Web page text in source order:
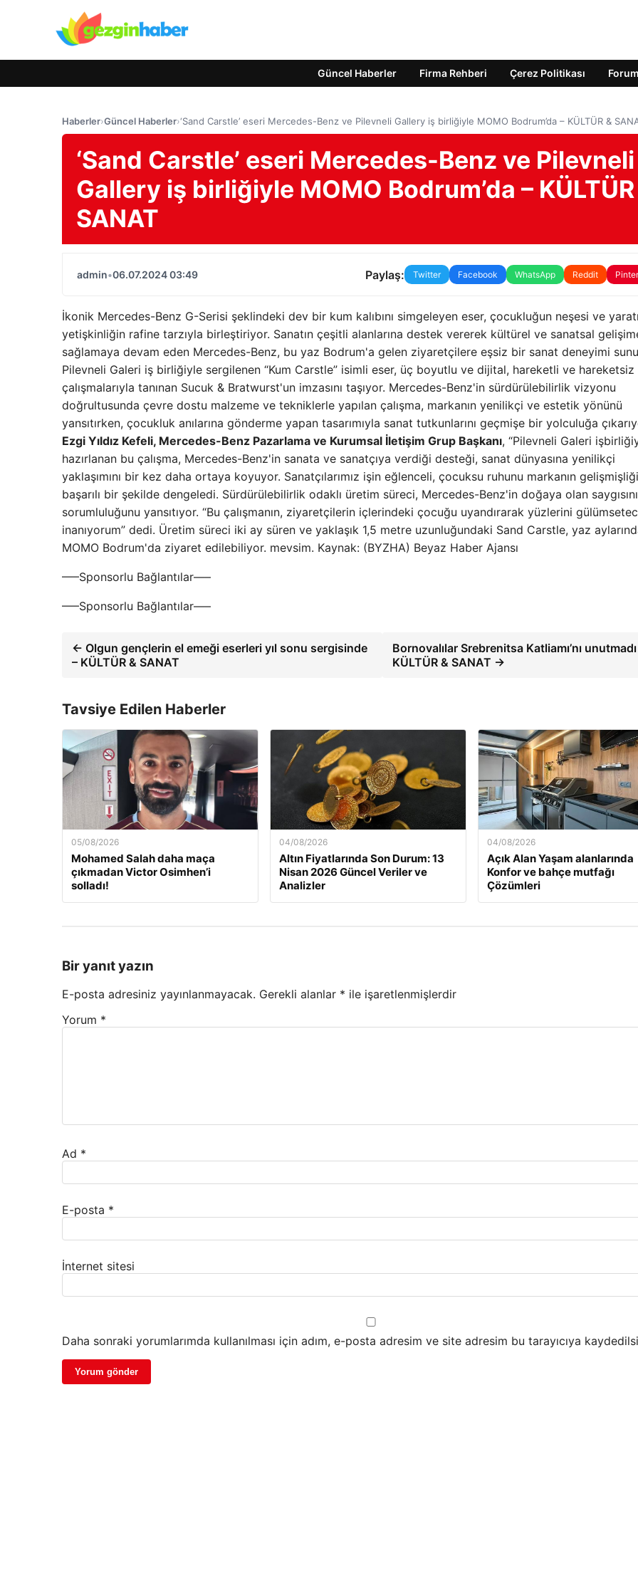
Güncel Haberler Firma Rehberi Çerez Politikası Forum
Haberler›Güncel Haberler›‘Sand Carstle’ eseri Mercedes-Benz ve Pilevneli Gallery iş birliğiyle MOMO Bodrum’da – KÜLTÜR &
‘Sand Carstle’ eseri Mercedes-Benz ve Pilevneli
Gallery iş birliğiyle MOMO Bodrum’da – KÜLTÜR
SANAT
admin•06.07.2024 03:49 Paylaş: Twitter Facebook WhatsApp Reddit
İkonik Mercedes-Benz G-Serisi şeklindeki dev bir kum kalıbını simgeleyen eser, çocukluğun neşesi ve
yetişkinliğin rafine tarzıyla birleştiriyor. Sanatın çeşitli alanlarına destek vererek kültürel ve sanatsal
sağlamaya devam eden Mercedes-Benz, bu yaz Bodrum'a gelen ziyaretçilere eşsiz bir sanat deneyimi
Pilevneli Galeri iş birliğiyle sergilenen “Kum Carstle” isimli eser, üç boyutlu ve dijital, hareketli ve hareketsiz
çalışmalarıyla tanınan Sucuk & Bratwurst'un imzasını taşıyor. Mercedes-Benz'in sürdürülebilirlik vizyonu
doğrultusunda çevre dostu malzeme ve tekniklerle yapılan çalışma, markanın yenilikçi ve estetik yönünü
yansıtırken, çocukluk anılarına gönderme yapan tasarımıyla sanat tutkunlarını geçmişe bir yolculuğa
Ezgi Yıldız Kefeli, Mercedes-Benz Pazarlama ve Kurumsal İletişim Grup Başkanı, “Pilevneli Galeri
hazırlanan bu çalışma, Mercedes-Benz'in sanata ve sanatçıya verdiği desteği, sanat dünyasına yenilikçi
yaklaşımını bir kez daha ortaya koyuyor. Sanatçılarımız işin eğlenceli, çocuksu ruhunu markanın
başarılı bir şekilde dengeledi. Sürdürülebilirlik odaklı üretim süreci, Mercedes-Benz'in doğaya olan
sorumluluğunu yansıtıyor. “Bu çalışmanın, ziyaretçilerin içlerindeki çocuğu uyandırarak yüzlerini
inanıyorum” dedi. Üretim süreci iki ay süren ve yaklaşık 1,5 metre uzunluğundaki Sand Carstle, yaz
MOMO Bodrum'da ziyaret edilebiliyor. mevsim. Kaynak: (BYZHA) Beyaz Haber Ajansı
—–Sponsorlu Bağlantılar—–
—–Sponsorlu Bağlantılar—–
← Olgun gençlerin el emeği eserleri yıl sonu sergisinde
– KÜLTÜR & SANAT
Bornovalılar Srebrenitsa Katliamı’nı unutmadı
KÜLTÜR & SANAT →
Tavsiye Edilen Haberler
05/08/2026
Mohamed Salah daha maça
çıkmadan Victor Osimhen’i
solladı!
04/08/2026
Altın Fiyatlarında Son Durum: 13
Nisan 2026 Güncel Veriler ve
Analizler
04/08/2026
Açık Alan Yaşam alanlarında
Konfor ve bahçe mutfağı
Çözümleri
Bir yanıt yazın
E-posta adresiniz yayınlanmayacak. Gerekli alanlar * ile işaretlenmişlerdir
Yorum *
Ad *
E-posta *
İnternet sitesi
Daha sonraki yorumlarımda kullanılması için adım, e-posta adresim ve site adresim bu tarayıcıya